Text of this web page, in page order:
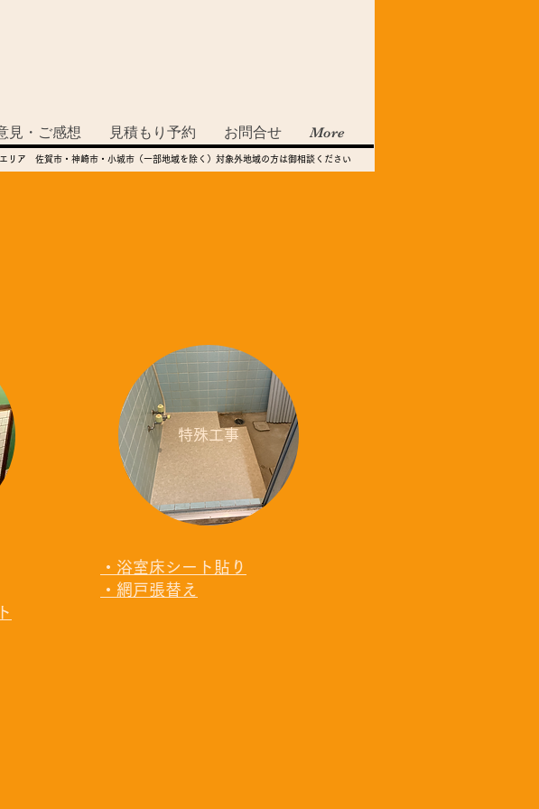
見・ご感想 見積もり予約 お問合せ More
リア 佐賀市・神崎市・小城市（一部地域を除く）対象外地域の方は御相談ください
特殊工事
・浴室床シート貼り
・網戸張替え